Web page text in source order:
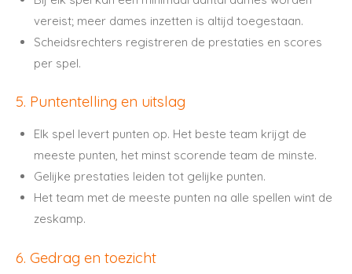
vereist; meer dames inzetten is altijd toegestaan.
Scheidsrechters registreren de prestaties en scores
per spel.
5. Puntentelling en uitslag
Elk spel levert punten op. Het beste team krijgt de
meeste punten, het minst scorende team de minste.
Gelijke prestaties leiden tot gelijke punten.
Het team met de meeste punten na alle spellen wint de
zeskamp.
6. Gedrag en toezicht